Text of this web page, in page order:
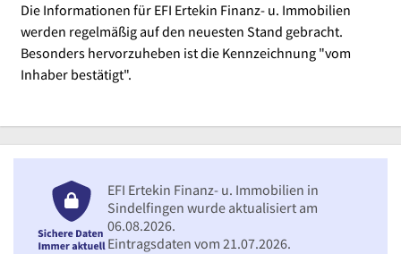
Die Informationen für EFI Ertekin Finanz- u. Immobilien
werden regelmäßig auf den neuesten Stand gebracht.
Besonders hervorzuheben ist die Kennzeichnung "vom
Inhaber bestätigt".
EFI Ertekin Finanz- u. Immobilien in
Sindelfingen wurde aktualisiert am
06.08.2026.
Eintragsdaten vom 21.07.2026.